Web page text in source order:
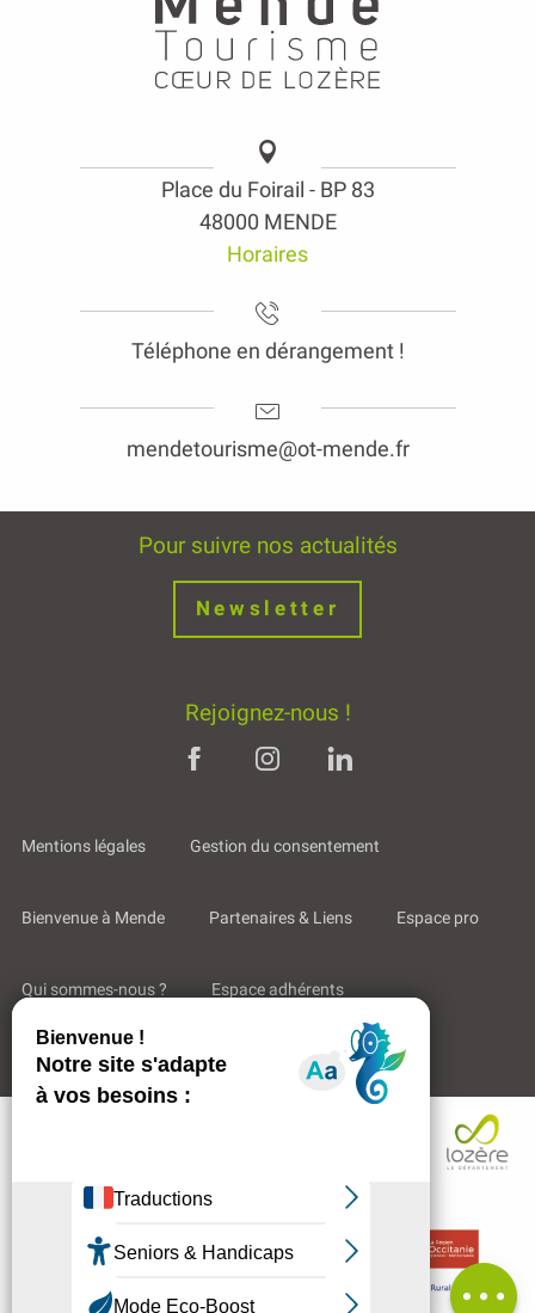
Description
Avis
Place du Foirail - BP 83
48000 MENDE
Horaires
Téléphone en dérangement !
mendetourisme@ot-mende.fr
Pour suivre nos actualités
Newsletter
Rejoignez-nous !
Mentions légales Gestion du consentement
Bienvenue à Mende Partenaires & Liens Espace pro
Qui sommes-nous ? Espace adhérents
Aides & Accompagnements